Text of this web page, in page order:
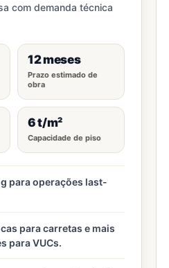
com demanda técnica
12 meses
Prazo estimado de
obra
6 t/m²
Capacidade de piso
para operações last-
para carretas e mais
para VUCs.